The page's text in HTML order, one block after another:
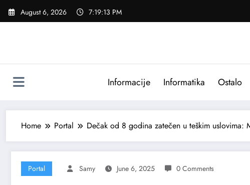
Skip
August 6, 2026 7:19:15 PM
Informacije Informatika Ostalo
Home Portal Dečak od 8 godina zatečen u teškim
Portal Samy June 6, 2025 0 Comments